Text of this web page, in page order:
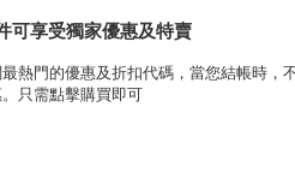
可享受獨家優惠及特賣
熱門的優惠及折扣代碼，當您結帳時，
只需點擊購買即可